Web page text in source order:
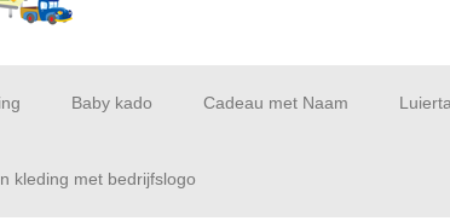
Baby kado Cadeau met Naam
kleding met bedrijfslogo